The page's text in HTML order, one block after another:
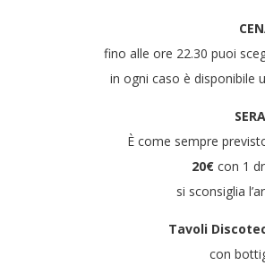
fino alle ore 22.30 puoi
in ogni caso è disponibile
È come sempre
20€con 1
si sconsiglia
Tavoli
con